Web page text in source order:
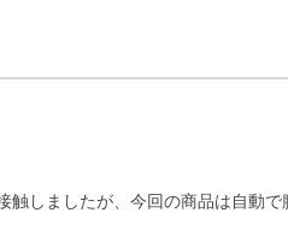
しましたが、今回の商品は自動で